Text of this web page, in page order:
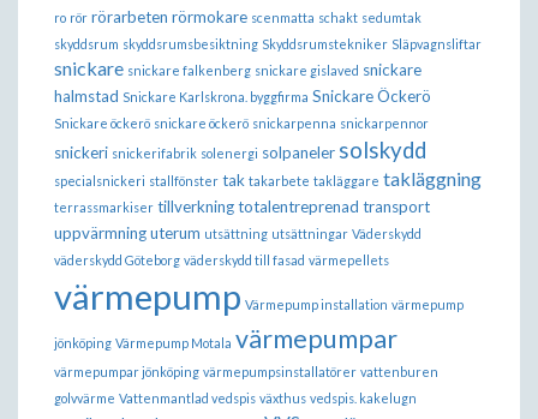
ro rör rörarbeten rörmokare scenmatta schakt sedumtak
skyddsrum skyddsrumsbesiktning Skyddsrumstekniker Släpvagnsliftar
snickare snickare falkenberg snickare gislaved snickare
halmstad Snickare Karlskrona. byggfirma Snickare Öckerö
Snickare öckerö snickare öckerö snickarpenna snickarpennor
snickeri snickerifabrik solenergi solpaneler solskydd
specialsnickeri stallfönster tak takarbete takläggare takläggning
terrassmarkiser tillverkningtotalentreprenad transport
uppvärmninguterum utsättning utsättningar Väderskydd
väderskydd Göteborg väderskydd till fasad värmepellets
värmepump Värmepump installation värmepump
jönköping Värmepump Motala värmepumpar
värmepumpar jönköping värmepumpsinstallatörer vattenburen
golvvärme Vattenmantlad vedspis växthus vedspis. kakelugn